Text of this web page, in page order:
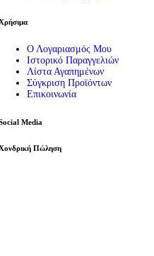
Ο Λογαριασμός Μου
Ιστορικό Παραγγελιών
Λίστα Αγαπημένων
Σύγκριση Προϊόντων
Επικοινωνία
Media
Πώληση